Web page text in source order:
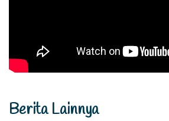
Berita Lainnya